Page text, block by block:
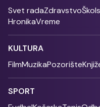
Svet radaZdravstvo
HronikaVreme
KULTURA
FilmMuzikaPozorište
SPORT